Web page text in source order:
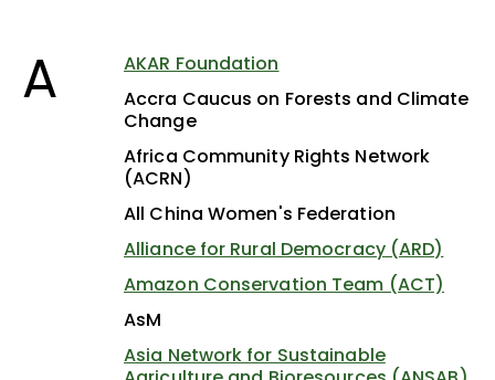
A
AKAR Foundation
Accra Caucus on Forests and Climate
Change
Africa Community Rights Network
(ACRN)
All China Women's Federation
Alliance for Rural Democracy (ARD)
Amazon Conservation Team (ACT)
AsM
Asia Network for Sustainable